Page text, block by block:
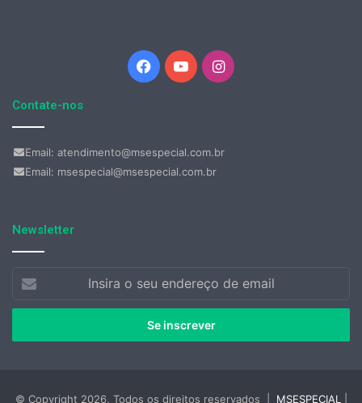
Facebook
YouTubeInstagram
Contate-nos
Email: atendimento@msespecial.com.br
Email: msespecial@msespecial.com.br
Newsletter
seu
de
© Copyright 2026, Todos os direitos reservados | MSESPECIAL|